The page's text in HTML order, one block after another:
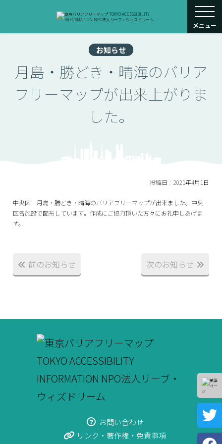
メニュー
お知らせ
月島・勝どき・晴海のバリア
フリーマップが出来上がりま
した。
投稿日：2021年4月1日
中央区 月島・勝どき・晴海のバリアフリーマップが出来ました。中央
区各施設で配布しています。作成にご協力頂いた方々にお礼申しあげま
す。
前のお知らせ 次のお知らせ
お問い合わせ
リンク・著作権・免責事項